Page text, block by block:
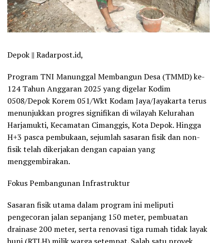
Depok || Radarpost.id,
Program TNI Manunggal Membangun Desa (TMMD) ke-
124 Tahun Anggaran 2025 yang digelar Kodim
0508/Depok Korem 051/Wkt Kodam Jaya/Jayakarta terus
menunjukkan progres signifikan di wilayah Kelurahan
Harjamukti, Kecamatan Cimanggis, Kota Depok. Hingga
H+3 pasca pembukaan, sejumlah sasaran fisik dan non-
fisik telah dikerjakan dengan capaian yang
menggembirakan.
Fokus Pembangunan Infrastruktur
Sasaran fisik utama dalam program ini meliputi
pengecoran jalan sepanjang 150 meter, pembuatan
drainase 200 meter, serta renovasi tiga rumah tidak layak